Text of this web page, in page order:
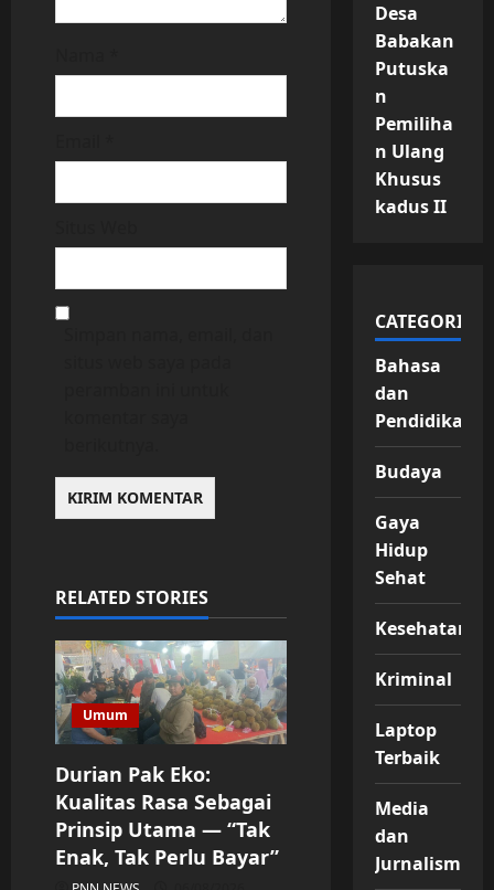
RELATED STORIES
Umum
Durian Pak Eko:
Kualitas Rasa Sebagai
Prinsip Utama — “Tak
Enak, Tak Perlu Bayar”
Desa
Babakan
Putuska
n
Pemiliha
n Ulang
Khusus
kadus II
CATEGORIES
Bahasa
dan
Pendidikan
Budaya
Gaya
Hidup
Sehat
Kesehatan
Kriminal
Laptop
Terbaik
Media
dan
Jurnalisme